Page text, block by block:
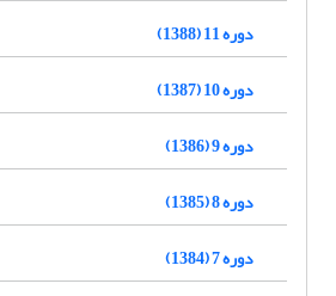
دوره 11 (1388)
دوره 10 (1387)
دوره 9 (1386)
دوره 8 (1385)
دوره 7 (1384)